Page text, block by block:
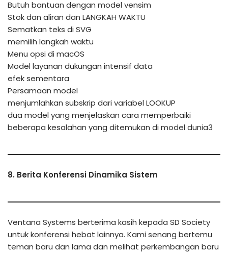
Butuh bantuan dengan model vensim
Stok dan aliran dan LANGKAH WAKTU
Sematkan teks di SVG
memilih langkah waktu
Menu opsi di macOS
Model layanan dukungan intensif data
efek sementara
Persamaan model
menjumlahkan subskrip dari variabel LOOKUP
dua model yang menjelaskan cara memperbaiki
beberapa kesalahan yang ditemukan di model dunia3
8. Berita Konferensi Dinamika Sistem
Ventana Systems berterima kasih kepada SD Society
untuk konferensi hebat lainnya. Kami senang bertemu
teman baru dan lama dan melihat perkembangan baru